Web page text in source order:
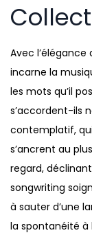
Avec l’élégance
incarne la
les mots qu’il
s’accordent-ils
contemplatif,
s’ancrent au
regard,
songwriting
à sauter d’une
la spontanéité à